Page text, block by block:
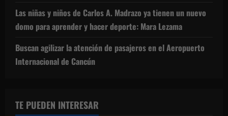
Las niñas y niños de Carlos A. Madrazo ya tienen un nuevo
domo para aprender y hacer deporte: Mara Lezama
Buscan agilizar la atención de pasajeros en el Aeropuerto
Internacional de Cancún
TE PUEDEN INTERESAR